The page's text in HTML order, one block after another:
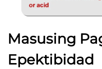
Masusing
Epektibidad